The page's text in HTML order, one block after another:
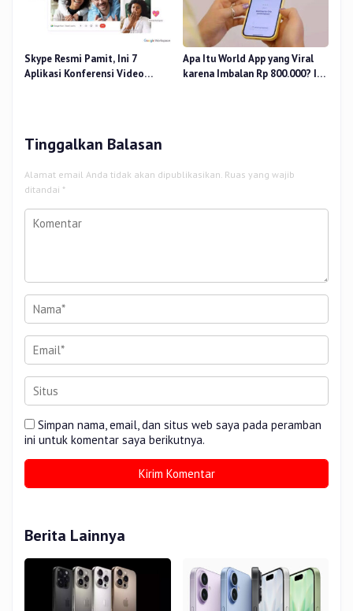
Skype Resmi Pamit, Ini 7
Aplikasi Konferensi Video
Apa Itu World App yang Viral
karena Imbalan Rp 800.000? Ini
Tinggalkan Balasan
Alamat email Anda tidak akan dipublikasikan. Ruas yang wajib
ditandai *
Simpan nama, email, dan situs web saya pada peramban
ini untuk komentar saya berikutnya.
Berita Lainnya